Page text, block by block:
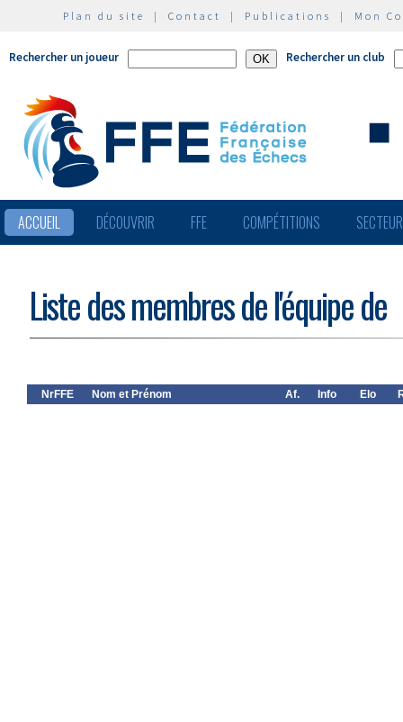
Plan du site | Contact | Publications | Mon
Rechercher un joueur Rechercher un club
ACCUEIL DÉCOUVRIR FFE COMPÉTITIONS
Liste des membres de l'équipe de
NrFFE Nom et Prénom Af. Info Elo